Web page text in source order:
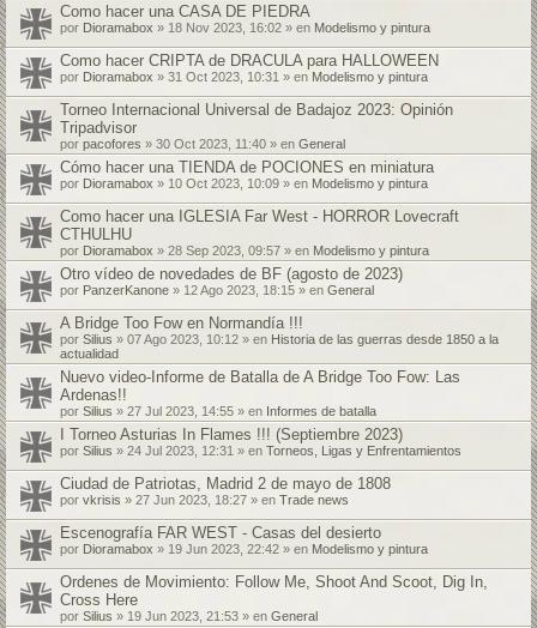
Como hacer una CASA DE PIEDRA
por Dioramabox » 18 Nov 2023, 16:02 » en Modelismo y pintura
Como hacer CRIPTA de DRACULA para HALLOWEEN
por Dioramabox » 31 Oct 2023, 10:31 » en Modelismo y pintura
Torneo Internacional Universal de Badajoz 2023: Opinión
Tripadvisor
por pacofores » 30 Oct 2023, 11:40 » en General
Cómo hacer una TIENDA de POCIONES en miniatura
por Dioramabox » 10 Oct 2023, 10:09 » en Modelismo y pintura
Como hacer una IGLESIA Far West - HORROR Lovecraft
CTHULHU
por Dioramabox » 28 Sep 2023, 09:57 » en Modelismo y pintura
Otro vídeo de novedades de BF (agosto de 2023)
por PanzerKanone » 12 Ago 2023, 18:15 » en General
A Bridge Too Fow en Normandía !!!
por Silius » 07 Ago 2023, 10:12 » en Historia de las guerras desde 1850 a la
actualidad
Nuevo video-Informe de Batalla de A Bridge Too Fow: Las
Ardenas!!
por Silius » 27 Jul 2023, 14:55 » en Informes de batalla
I Torneo Asturias In Flames !!! (Septiembre 2023)
por Silius » 24 Jul 2023, 12:31 » en Torneos, Ligas y Enfrentamientos
Ciudad de Patriotas, Madrid 2 de mayo de 1808
por vkrisis » 27 Jun 2023, 18:27 » en Trade news
Escenografía FAR WEST - Casas del desierto
por Dioramabox » 19 Jun 2023, 22:42 » en Modelismo y pintura
Ordenes de Movimiento: Follow Me, Shoot And Scoot, Dig In,
Cross Here
por Silius » 19 Jun 2023, 21:53 » en General